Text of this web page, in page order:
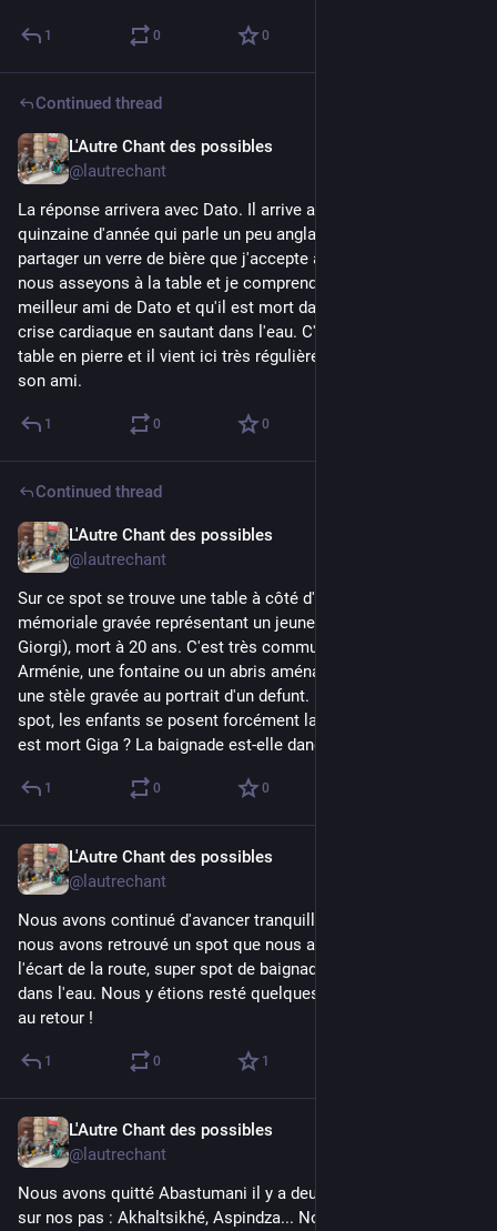
1 0 0
Continued thread
L'Autre Chant des possibles
@lautrechant
La réponse arrivera avec Dato. Il arrive avec son fils d'une
quinzaine d'année qui parle un peu anglais. Isl m'invitent à
partager un verre de bière que j'accepte avec plaisir. Nous
nous asseyons à la table et je comprends que Giga était le
meilleur ami de Dato et qu'il est mort dans ses bras d'une
crise cardiaque en sautant dans l'eau. C'est Dato qui a fait la
table en pierre et il vient ici très régulièrement en mémoire de
son ami.
1 0 0
Continued thread
L'Autre Chant des possibles
@lautrechant
Sur ce spot se trouve une table à côté d'une croix et d'un stèle
mémoriale gravée représentant un jeune homme, Giga (pour
Giorgi), mort à 20 ans. C'est très commun en Géorgie et
Arménie, une fontaine ou un abris aménagés avec un banc et
une stèle gravée au portrait d'un defunt. En arrivant sur ce
spot, les enfants se posent forcément la question : de quoi
est mort Giga ? La baignade est-elle dangereuse ici ?
1 0 0
L'Autre Chant des possibles
@lautrechant
Nous avons continué d'avancer tranquillement. Tout d'abord
nous avons retrouvé un spot que nous aimons beaucoup, à
l'écart de la route, super spot de baignade et même de saut
dans l'eau. Nous y étions resté quelques nuits à l'allee, idem
au retour !
1 0 1
L'Autre Chant des possibles
@lautrechant
Nous avons quitté Abastumani il y a deux jours et revenons
sur nos pas : Akhaltsikhé, Aspindza... Nous retrouvons les